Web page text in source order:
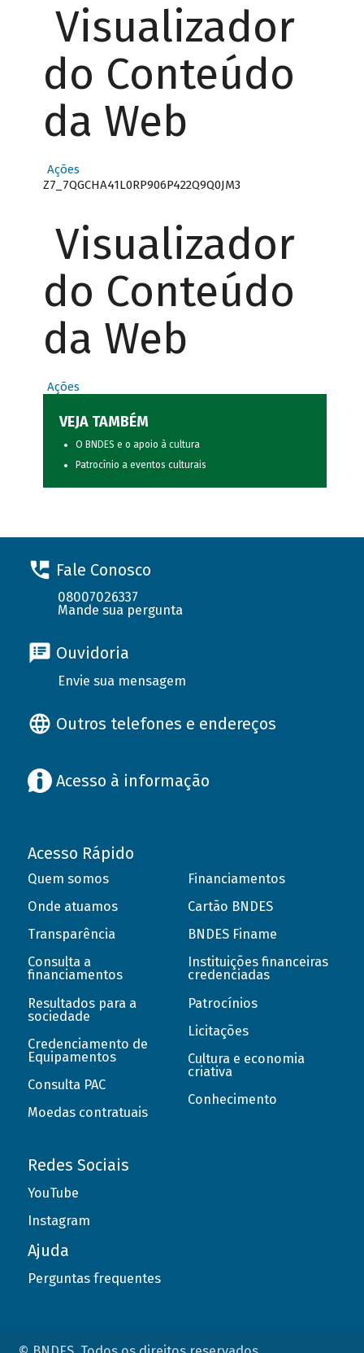
Visualizador
do Conteúdo
da Web
Ações
Z7_7QGCHA41L0RP906P422Q9Q0JM3
Visualizador
do Conteúdo
da Web
Ações
VEJA TAMBÉM
O BNDES e o apoio à cultura
Patrocínio a eventos culturais
Fale Conosco
08007026337
Mande sua pergunta
Ouvidoria
Envie sua mensagem
Outros telefones e endereços
Acesso à informação
Acesso Rápido
Quem somos
Onde atuamos
Transparência
Consulta a
financiamentos
Resultados para a
sociedade
Credenciamento de
Equipamentos
Consulta PAC
Moedas contratuais
Financiamentos
Cartão BNDES
BNDES Finame
Instituições financeiras
credenciadas
Patrocínios
Licitações
Cultura e economia
criativa
Conhecimento
Redes Sociais
YouTube
Instagram
Ajuda
Perguntas frequentes